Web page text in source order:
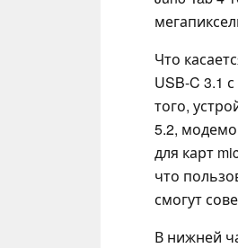
Что
USB-C 3.1
того,
5.2,
для карт
что
смогут
В нижней